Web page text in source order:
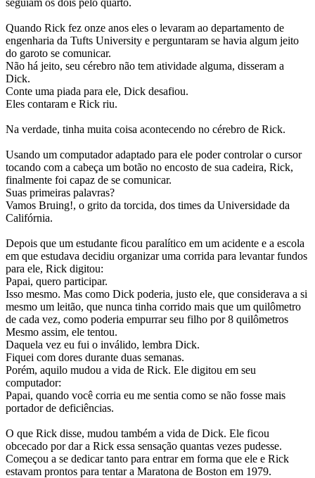
Quando Rick fez onze anos eles o levaram ao departamento de
engenharia da Tufts University e perguntaram se havia algum jeito
do garoto se comunicar.
Não há jeito, seu cérebro não tem atividade alguma, disseram a
Dick.
Conte uma piada para ele, Dick desafiou.
Eles contaram e Rick riu.
Na verdade, tinha muita coisa acontecendo no cérebro de Rick.
Usando um computador adaptado para ele poder controlar o cursor
tocando com a cabeça um botão no encosto de sua cadeira, Rick,
finalmente foi capaz de se comunicar.
Suas primeiras palavras?
Vamos Bruing!, o grito da torcida, dos times da Universidade da
Califórnia.
Depois que um estudante ficou paralítico em um acidente e a escola
em que estudava decidiu organizar uma corrida para levantar fundos
para ele, Rick digitou:
Papai, quero participar.
Isso mesmo. Mas como Dick poderia, justo ele, que considerava a si
mesmo um leitão, que nunca tinha corrido mais que um quilômetro
de cada vez, como poderia empurrar seu filho por 8 quilômetros
Mesmo assim, ele tentou.
Daquela vez eu fui o inválido, lembra Dick.
Fiquei com dores durante duas semanas.
Porém, aquilo mudou a vida de Rick. Ele digitou em seu
computador:
Papai, quando você corria eu me sentia como se não fosse mais
portador de deficiências.
O que Rick disse, mudou também a vida de Dick. Ele ficou
obcecado por dar a Rick essa sensação quantas vezes pudesse.
Começou a se dedicar tanto para entrar em forma que ele e Rick
estavam prontos para tentar a Maratona de Boston em 1979.